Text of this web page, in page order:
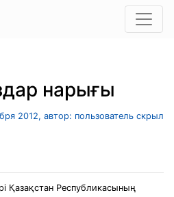
нарығы
2012, автор: пользователь скрыл
Қазақстан Республикасының